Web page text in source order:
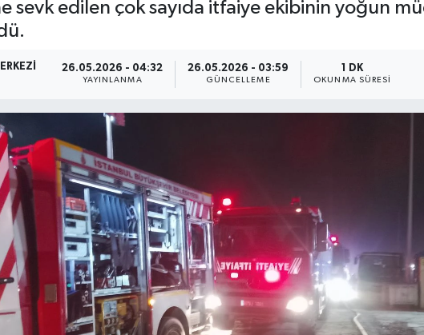
sevk edilen çok sayıda itfaiye ekibinin yoğun
26.05.2026 - 04:32
YAYINLANMA
26.05.2026 - 03:59
GÜNCELLEME
1 DK
OKUNMA SÜRESI